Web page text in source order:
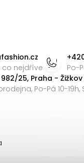
nejdříve
Po-
25, Praha - Žižkov
Po-Pá 10-19h,